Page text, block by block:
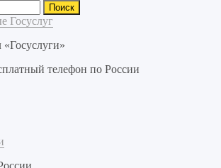
Госуслуг
телефон по России